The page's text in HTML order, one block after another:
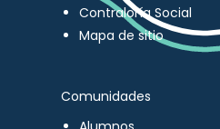
Contraloría Social
Mapa de sitio
Comunidades